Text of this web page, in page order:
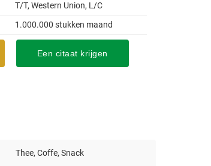
T/T, Western Union, L/C
1.000.000 stukken maand
Een citaat krijgen
Thee, Coffe, Snack